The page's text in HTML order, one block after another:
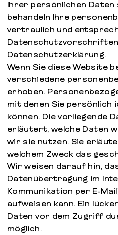
Ihrer persönlichen
behandeln Ihre
vertraulich und
Datenschutzerklärung.
Wenn Sie diese Website
verschiedene
erhoben.
mit denen Sie persönlich
können. Die vorliegende
erläutert, welche Daten
wir sie nutzen. Sie
welchem Zweck das
Wir weisen darauf hin,
Datenübertragung im
Kommunikation per E-
aufweisen kann. Ein
Daten vor dem Zugriff
möglich.